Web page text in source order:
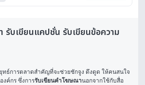
รับเขียนแคปชั่น รับเขียนข้อความ
ทธ์การตลาดสำคัญที่จะช่วยชักจูง ดึงดูด ให้คนสนใจ
งค์กร ซึ่งการรับเขียนคำโฆษณานอกจากใช้กับสื่อ